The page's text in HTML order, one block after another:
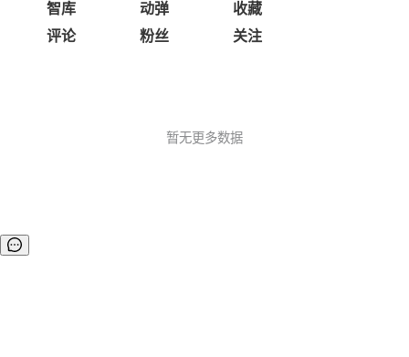
智库
动弹
收藏
评论
粉丝 关注
暂无更多数据